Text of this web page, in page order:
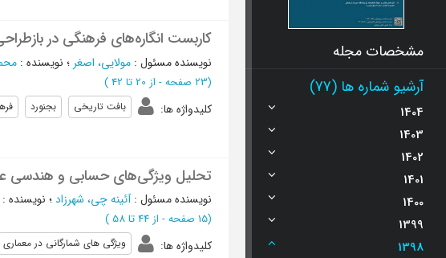
مشخصات مجله
آرشیو شماره ها (77)
1404
1403
1402
1401
1400
1399
1398
کاربست انگاره‌های فرهنگی در
نویسنده مسئول : مولایی، اصغر ؛ نویسنده :
(‎23 صفحه - از 20 تا 42 )
کلیدواژه ها: بافت تاریخی بجنورد
تحلیل ویژگی‌های حسابی و هندسی
نویسنده مسئول :آئینه چی، شهرزاد؛ نویسنده :
(‎15 صفحه - از 44 تا 58 )
کلیدواژه ها: ویژگی های شمارگانی در معماری